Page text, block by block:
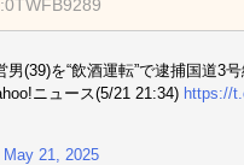
(39)を“飲酒運転”で逮捕国道3
ニュース(5/21 21:34) https://
May 21, 2025